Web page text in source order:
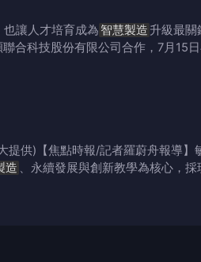
讓人才培育成為 智慧製造 升級最關
合科技股份有限公司合作，7月15
供)【焦點時報/記者羅蔚舟報導】
造 、永續發展與創新教學為核心，